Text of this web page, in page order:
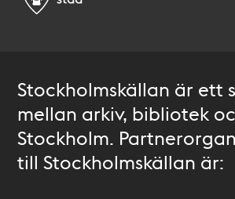
Stockholmskällan är ett
mellan arkiv, bibliotek
Stockholm.
till Stockholmskällan är: